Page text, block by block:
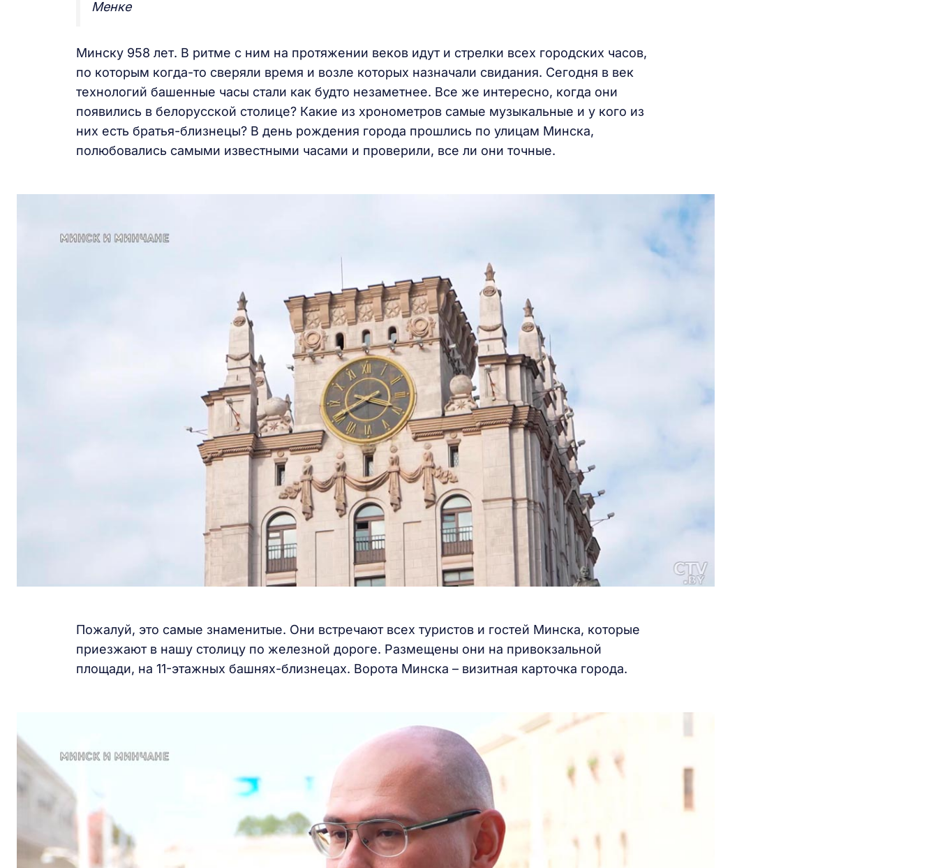
Менке
Минску 958 лет. В ритме с ним на протяжении веков идут и стрелки всех городских часов,
по которым когда-то сверяли время и возле которых назначали свидания. Сегодня в век
технологий башенные часы стали как будто незаметнее. Все же интересно, когда они
появились в белорусской столице? Какие из хронометров самые музыкальные и у кого из
них есть братья-близнецы? В день рождения города прошлись по улицам Минска,
полюбовались самыми известными часами и проверили, все ли они точные.
Пожалуй, это самые знаменитые. Они встречают всех туристов и гостей Минска, которые
приезжают в нашу столицу по железной дороге. Размещены они на привокзальной
площади, на 11-этажных башнях-близнецах. Ворота Минска – визитная карточка города.